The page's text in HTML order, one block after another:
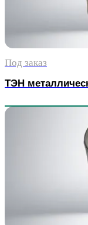
Под заказ
ТЭН